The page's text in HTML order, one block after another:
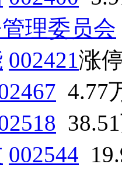
理委员会
002421涨
4.77
002544